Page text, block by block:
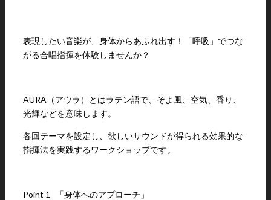
表現したい音楽が、身体からあふれ出す！「呼吸」でつな
がる合唱指揮を体験しませんか？
AURA（アウラ）とはラテン語で、そよ風、空気、香り、
光輝などを意味します。
各回テーマを設定し、欲しいサウンドが得られる効果的な
指揮法を実践するワークショップです。
Point 1 「身体へのアプローチ」